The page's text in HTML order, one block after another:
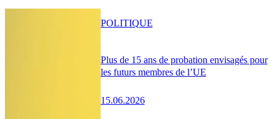
Plus de 15 ans de probation envisagés pour
les futurs membres de l’UE
15.06.2026
POLITIQUE